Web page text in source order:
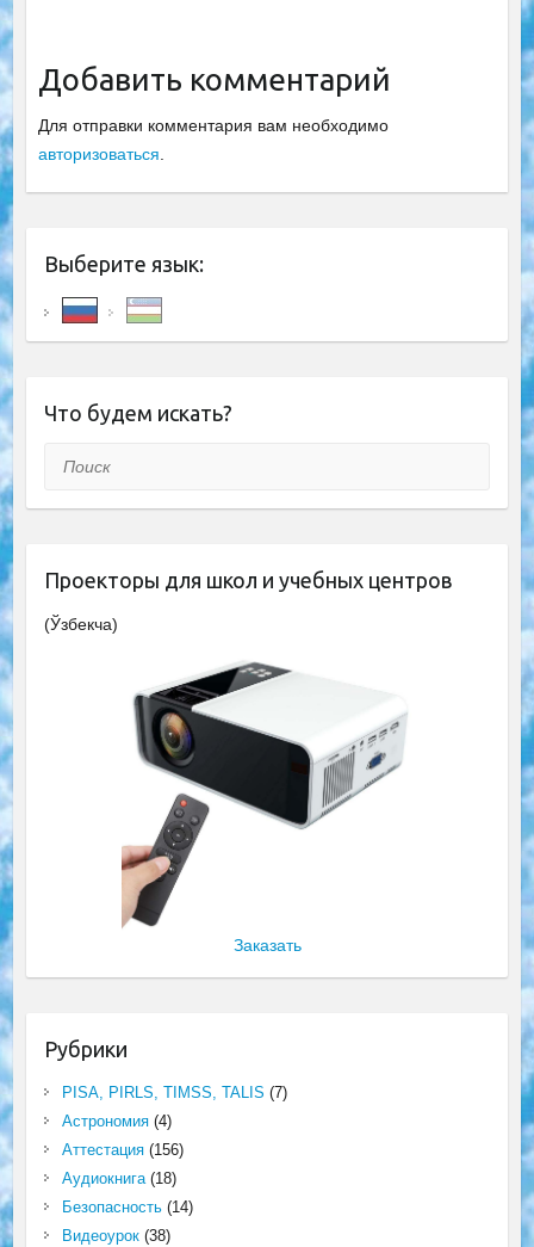
Добавить комментарий
Для отправки комментария вам необходимо
авторизоваться
Выберите язык:
Что будем искать?
Поиск
Проекторы для школ и учебных центров
(Ўзбекча)
Заказать
Рубрики
PISA, PIRLS, TIMSS, TALIS (7)
Астрономия(4)
Аттестация(156)
Аудиокнига(18)
Безопасность(14)
Видеоурок(38)